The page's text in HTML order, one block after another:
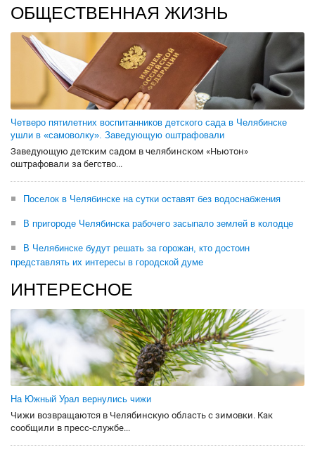
ОБЩЕСТВЕННАЯ ЖИЗНЬ
Четверо пятилетних воспитанников детского сада в Челябинске
ушли в «самоволку». Заведующую оштрафовали
Заведующую детским садом в челябинском «Ньютон»
оштрафовали за бегство...
Поселок в Челябинске на сутки оставят без водоснабжения
В пригороде Челябинска рабочего засыпало землей в колодце
В Челябинске будут решать за горожан, кто достоин
представлять их интересы в городской думе
ИНТЕРЕСНОЕ
На Южный Урал вернулись чижи
Чижи возвращаются в Челябинскую область с зимовки. Как
сообщили в пресс-службе...